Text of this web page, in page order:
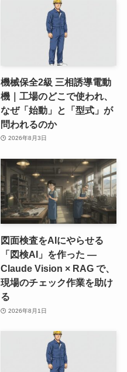
機械保全2級 三相誘導電動
機｜工場のどこで使われ、
なぜ「始動」と「型式」が
問われるのか
2026年8月3日
図面検査をAIにやらせる
「図検AI」を作った ―
Claude Vision × RAG で、
現場のチェック作業を助け
る
2026年8月1日